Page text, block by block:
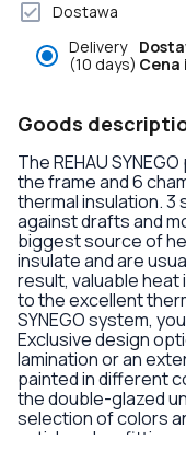
Dostawa
Delivery
(10 days) Cena
Goods
The REHAU
the frame and 6
thermal insulation.
against drafts and
biggest source of
insulate and are
result, valuable
to the excellent
SYNEGO system,
Exclusive design
lamination or an
painted in different
the double-glazed
selection of colors
anti-burglary fittings